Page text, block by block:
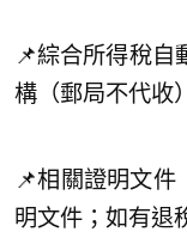
📌綜合所得稅自
構（郵局不代收
📌相關證明文
明文件；如有退